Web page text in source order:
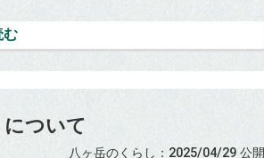
む
ついて
八ヶ岳のくらし ：2025/04/29 公開